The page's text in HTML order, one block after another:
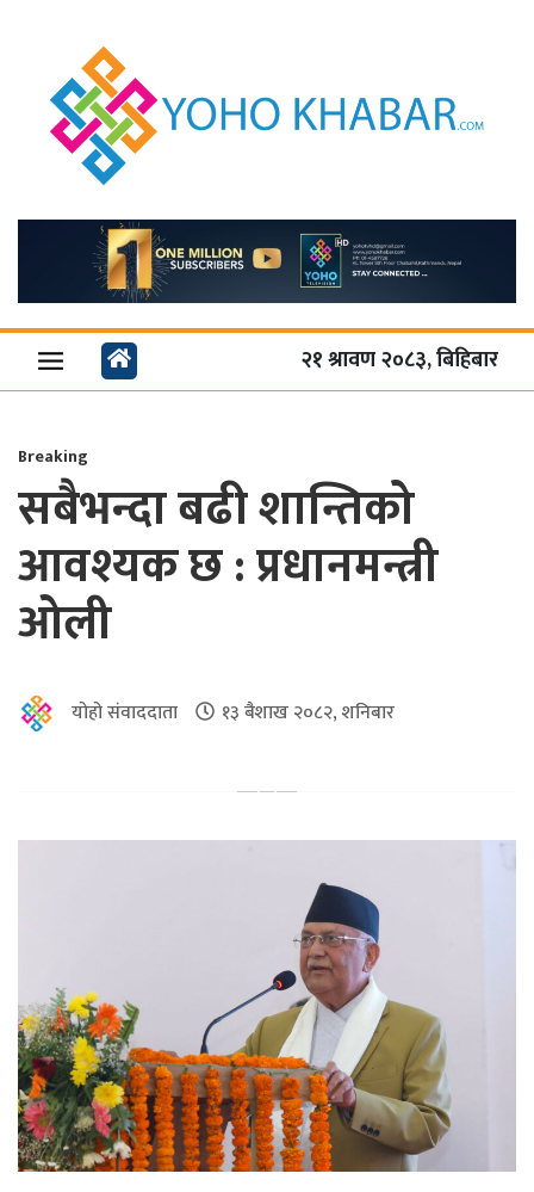
२१ श्रावण २०८३, बिहिबार
Breaking
सबैभन्दा बढी शान्तिको
आवश्यक छ : प्रधानमन्त्री
ओली
योहो संवाददाता १३ बैशाख २०८२, शनिबार